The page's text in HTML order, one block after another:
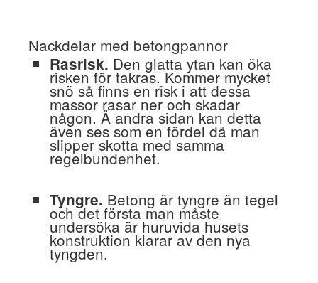
Nackdelar med betongpannor
Rasrisk. Den glatta ytan kan öka
risken för takras. Kommer mycket
snö så finns en risk i att dessa
massor rasar ner och skadar
någon. Å andra sidan kan detta
även ses som en fördel då man
slipper skotta med samma
regelbundenhet.
Tyngre. Betong är tyngre än tegel
och det första man måste
undersöka är huruvida husets
konstruktion klarar av den nya
tyngden.